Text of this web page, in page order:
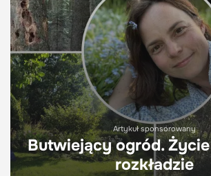
Artykuł sponsorowany
Butwiejący ogród.
rozkładzie